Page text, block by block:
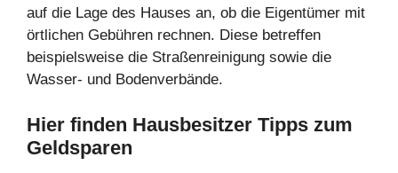
auf die Lage des Hauses an, ob die Eigentümer mit
örtlichen Gebühren rechnen. Diese betreffen
beispielsweise die Straßenreinigung sowie die
Wasser- und Bodenverbände.
Hier finden Hausbesitzer Tipps zum
Geldsparen